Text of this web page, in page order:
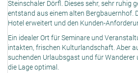
Steinschaler Dörfl. Dieses sehr, sehr ruhig
entstand aus einem alten Bergbauernhof.
Hotel erweitert und den Kunden-
Ein idealer Ort für Seminare und
intakten, frischen Kulturlandschaft. Aber
suchenden Urlaubsgast und für Wanderer
die Lage optimal.